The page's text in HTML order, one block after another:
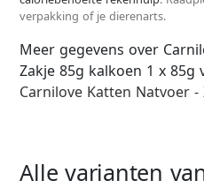
verpakking of je dierenarts.
Meer gegevens over
Zakje 85g kalkoen 1 x
Carnilove Katten Natvoer -
Alle varianten